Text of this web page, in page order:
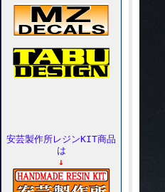
安芸製作所レジンKIT商品
は
↓